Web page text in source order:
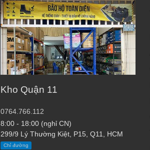
Kho Quận 11
0764.766.112
8:00 - 18:00 (nghỉ CN)
299/9 Lý Thường Kiệt, P15, Q11, HCM
Chỉ đường